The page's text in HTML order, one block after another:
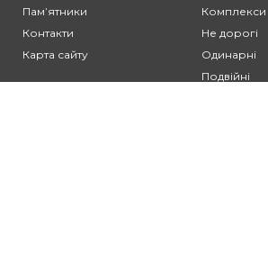
Памʼятники
Контакти
Карта сайту
Комплекси
Не дорогі
Одинарні
Подвійні